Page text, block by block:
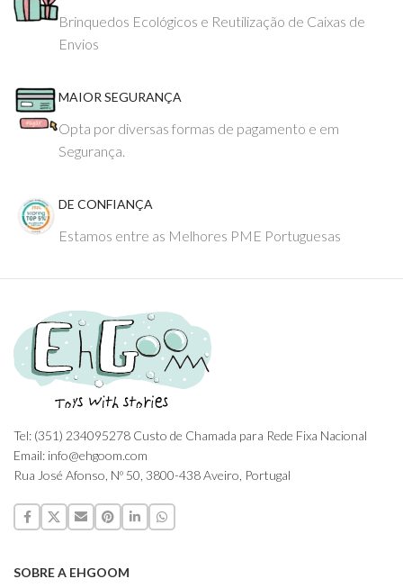
Brinquedos Ecológicos e Reutilização de Caixas de
Envios
MAIOR SEGURANÇA
Opta por diversas formas de pagamento e em
Segurança.
DE CONFIANÇA
Estamos entre as Melhores PME Portuguesas
Tel: (351) 234095278 Custo de Chamada para Rede Fixa Nacional
Email: info@ehgoom.com
Rua José Afonso, Nº 50, 3800-438 Aveiro, Portugal
SOBRE A EHGOOM